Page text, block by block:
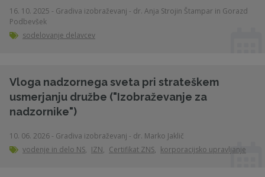
16. 10. 2025 - Gradiva izobraževanj - dr. Anja Strojin Štampar in Gorazd
Podbevšek
sodelovanje delavcev
Vloga nadzornega sveta pri strateškem
usmerjanju družbe ("Izobraževanje za
nadzornike")
10. 06. 2026 - Gradiva izobraževanj - dr. Marko Jaklič
vodenje in delo NS, IZN, Certifikat ZNS, korporacijsko upravljanje